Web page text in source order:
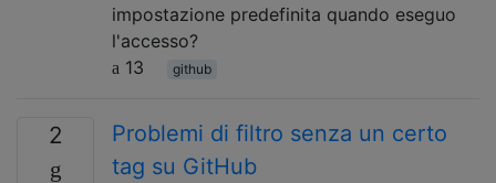
impostazione predefinita quando eseguo
l'accesso?
13
github
2
Problemi di filtro senza un certo
tag su GitHub